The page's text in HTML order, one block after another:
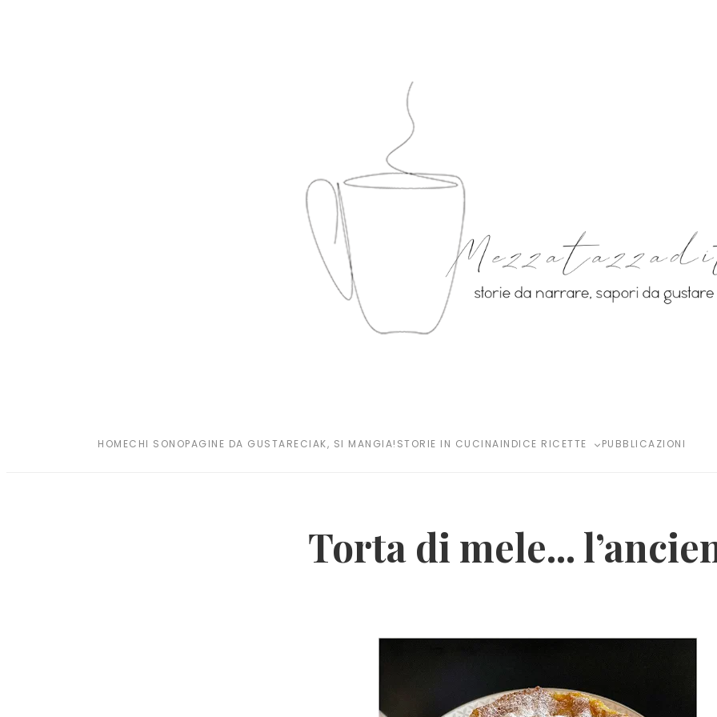
HOMECHI SONOPAGINE DA GUSTARECIAK, SI MANGIA! STORIE IN CUCINAINDICE RICETTE PUBBLICAZIONI
Torta di mele...